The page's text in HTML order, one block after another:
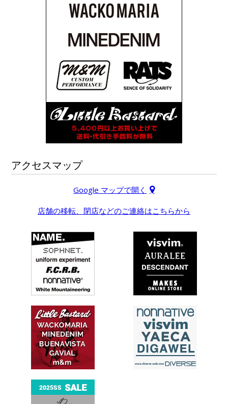
アクセスマップ
Google マップで開く
店舗の移転、閉店などのご連絡はこちらから